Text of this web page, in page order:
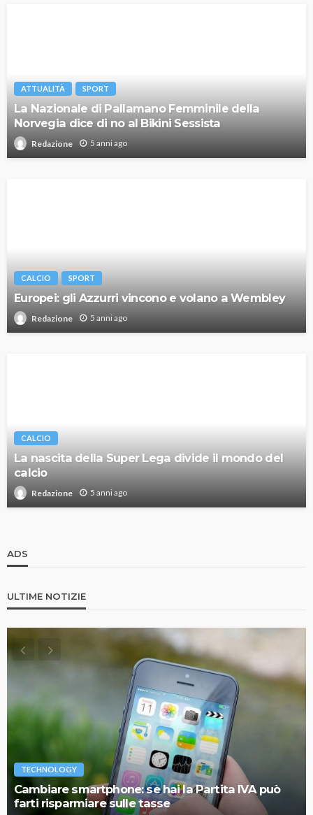
ATTUALITÀ SPORT
La Nazionale di Pallamano Femminile della
Norvegia dice di no al Bikini Sessista
Redazione 5 anni ago
CALCIO SPORT
Europei: gli Azzurri vincono e volano a Wembley
Redazione 5 anni ago
CALCIO
La nascita della Super Lega divide il mondo del
calcio
Redazione 5 anni ago
ADS
ULTIME NOTIZIE
TECHNOLOGY
Cambiare smartphone: se hai la Partita IVA può
farti risparmiare sulle tasse